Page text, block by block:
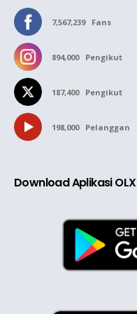
7,567,239 Fans
894,000 Pengikut
187,400 Pengikut
198,000 Pelanggan
Download Aplikasi OLX